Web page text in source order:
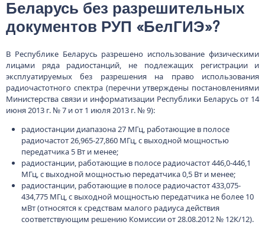
Беларусь без разрешительных
документов РУП «БелГИЭ»?
В Республике Беларусь разрешено использование физическими
лицами ряда радиостанций, не подлежащих регистрации и
эксплуатируемых без разрешения на право использования
радиочастотного спектра (перечни утверждены постановлениями
Министерства связи и информатизации Республики Беларусь от 14
июня 2013 г. № 7 и от 1 июля 2013 г. № 9):
радиостанции диапазона 27 МГц, работающие в полосе
радиочастот 26,965-27,860 МГц, с выходной мощностью
передатчика 5 Вт и менее;
радиостанции, работающие в полосе радиочастот 446,0-446,1
МГц, с выходной мощностью передатчика 0,5 Вт и менее;
радиостанции, работающие в полосе радиочастот 433,075-
434,775 МГц, с выходной мощностью передатчика не более 10
мВт (относятся к средствам малого радиуса действия
соответствующим решению Комиссии от 28.08.2012 № 12К/12).